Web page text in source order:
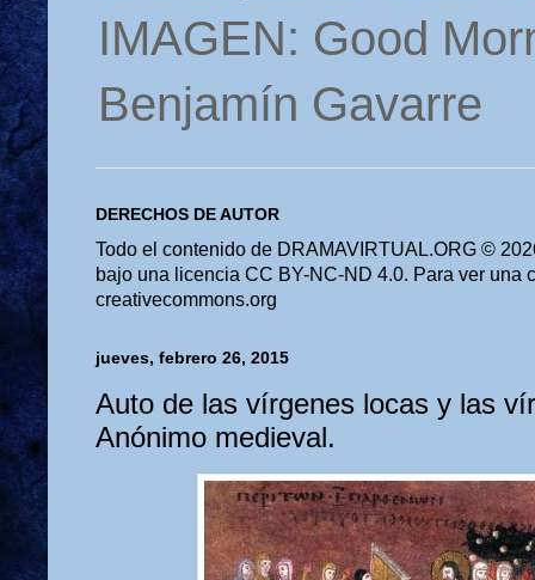
IMAGEN: Good
Benjamín Gavarre
DERECHOS DE AUTOR
Todo el contenido de DRAMAVIRTUAL.ORG ©
bajo una licencia CC BY-NC-ND 4.0. Para ver una
creativecommons.org
jueves, febrero 26, 2015
Auto de las vírgenes locas y las
Anónimo medieval.